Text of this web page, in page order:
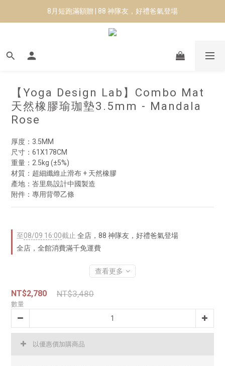
8月短跑滿額贈 | 88 神隊友，好禮爸氣登場
8月短跑滿額贈 | 88 神隊友，好禮爸氣登場
✨CURARING-韓國多功能深層按摩環｜新品預購88折！✨
Manduka-跟著青蛙去旅行｜快閃第二站-台南
【Yoga Design Lab】Combo Mat
天然橡膠瑜珈墊3.5mm - Mandala
Rose
厚度：3.5MM
尺寸：61X178CM
重量：2.5kg (±5%)
材質：超細纖維止滑布 + 天然橡膠
產地：峇里島設計中國製造
附件：專用背帶乙條
至08/09 16:00截止 全店，88 神隊友，好禮爸氣登場
全店，全館消費滿千免運費
查看更多
NT$2,780 NT$3,480
數量
以優惠價加購商品